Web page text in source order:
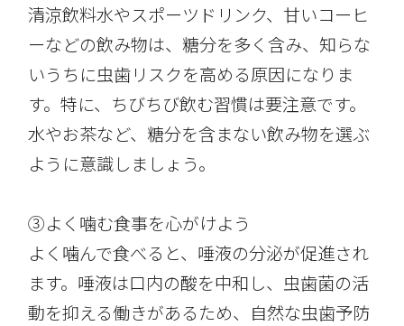
清涼飲料水やスポーツドリンク、甘いコーヒ
ーなどの飲み物は、糖分を多く含み、知らな
いうちに虫歯リスクを高める原因になりま
す。特に、ちびちび飲む習慣は要注意です。
水やお茶など、糖分を含まない飲み物を選ぶ
ように意識しましょう。
③よく噛む食事を心がけよう
よく噛んで食べると、唾液の分泌が促進され
ます。唾液は口内の酸を中和し、虫歯菌の活
動を抑える働きがあるため、自然な虫歯予防